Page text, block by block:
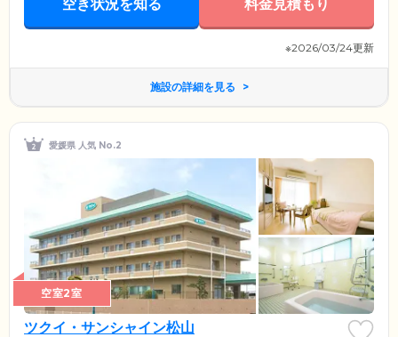
空き状況を知る 料金見積もり
※2026/03/24更新
施設の詳細を見る
愛媛県 人気 No.2
空室2室
ツクイ・サンシャイン松山